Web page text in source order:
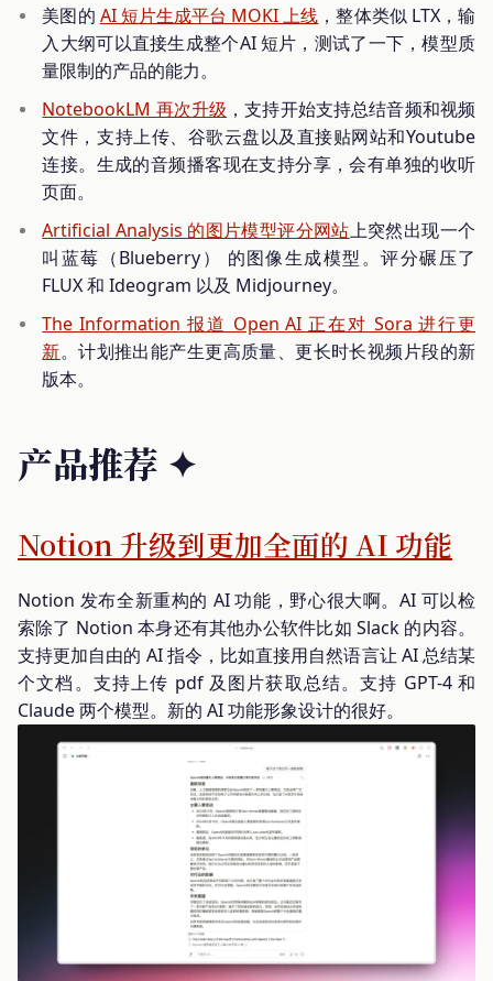
美图的 AI 短片生成平台 MOKI 上线 ，整体类似 LTX，输
入大纲可以直接生成整个AI 短片，测试了一下，模型质
量限制的产品的能力。
NotebookLM 再次升级 ，支持开始支持总结音频和视频
文件，支持上传、谷歌云盘以及直接贴网站和Youtube
连接。生成的音频播客现在支持分享，会有单独的收听
页面。
Artificial Analysis 的图片模型评分网站上突然出现一个
叫蓝莓（Blueberry） 的图像生成模型。评分碾压了
FLUX 和 Ideogram 以及 Midjourney。
The Information 报道 Open AI 正在对 Sora 进行更
新。计划推出能产生更高质量、更长时长视频片段的新
版本。
产品推荐 ✦
Notion 升级到更加全面的 AI 功能
Notion 发布全新重构的 AI 功能，野心很大啊。AI 可以检
索除了 Notion 本身还有其他办公软件比如 Slack 的内容。
支持更加自由的 AI 指令，比如直接用自然语言让 AI 总结某
个文档。支持上传 pdf 及图片获取总结。支持 GPT-4 和
Claude 两个模型。新的 AI 功能形象设计的很好。